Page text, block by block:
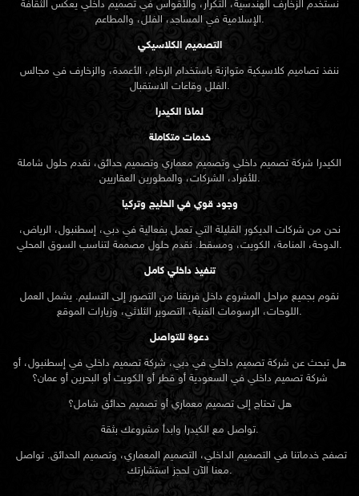
نستخدم الزخارف الهندسية، التكرار، والأقواس في تصميم داخلي يعكس الثقافة
الإسلامية في المساجد، الفلل، والمطاعم.
التصميم الكلاسيكي
ننفذ تصاميم كلاسيكية متوازنة باستخدام الرخام، الأعمدة، والزخارف في مجالس
الفلل وقاعات الاستقبال.
لماذا الكيدرا
خدمات متكاملة
الكيدرا شركة تصميم داخلي وتصميم معماري وتصميم حدائق، نقدم حلول شاملة
للأفراد، الشركات، والمطورين العقاريين.
وجود قوي في الخليج وتركيا
نحن من شركات الديكور القليلة التي تعمل بفعالية في دبي، إسطنبول، الرياض،
الدوحة، المنامة، الكويت، ومسقط. نقدم حلول مصممة لتناسب السوق المحلي.
تنفيذ داخلي كامل
نقوم بجميع مراحل المشروع داخل فريقنا من التصور إلى التسليم. يشمل العمل
اللوحات، الرسومات الفنية، التصوير الثلاثي، وزيارات الموقع.
دعوة للتواصل
هل تبحث عن شركة تصميم داخلي في دبي، شركة تصميم داخلي في إسطنبول، أو
شركة تصميم داخلي في السعودية أو قطر أو الكويت أو البحرين أو عمان؟
هل تحتاج إلى تصميم معماري أو تصميم حدائق شامل؟
تواصل مع الكيدرا وابدأ مشروعك بثقة.
معنا الآن لحجز استشارتك.